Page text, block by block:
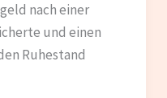
nach einer
und einen
Ruhestand